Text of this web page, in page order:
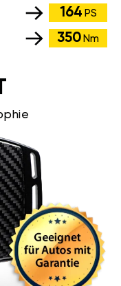
164 PS
350 Nm